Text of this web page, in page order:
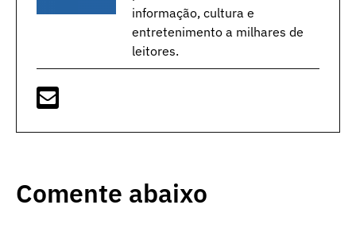
informação, cultura e
entretenimento a milhares de
leitores.
Comente abaixo